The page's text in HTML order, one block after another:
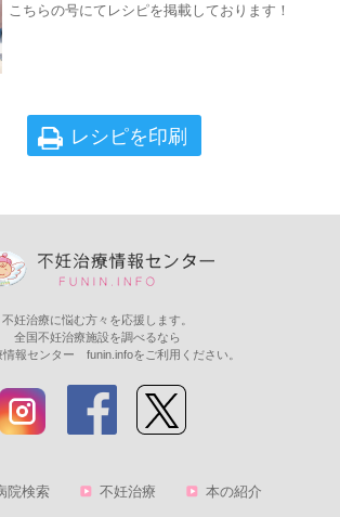
こちらの号にてレシピを掲載しております！
レシピを印刷
不妊治療に悩む方々を応援します。
全国不妊治療施設を調べるなら
情報センター funin.infoをご利用ください。
院検索 不妊治療 本の紹介